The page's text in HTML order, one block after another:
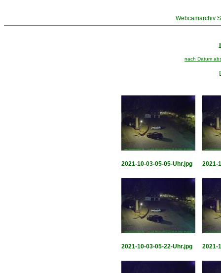
Webcamarchiv
nach Datum
2021-10-03-05-05-Uhr.jpg 2021-
2021-10-03-05-22-Uhr.jpg 2021-